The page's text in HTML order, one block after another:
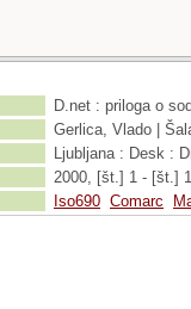
D.net : priloga o
Gerlica, Vlado |
Ljubljana : Desk :
2000, [št.] 1 - [št.]
Iso690 Comarc